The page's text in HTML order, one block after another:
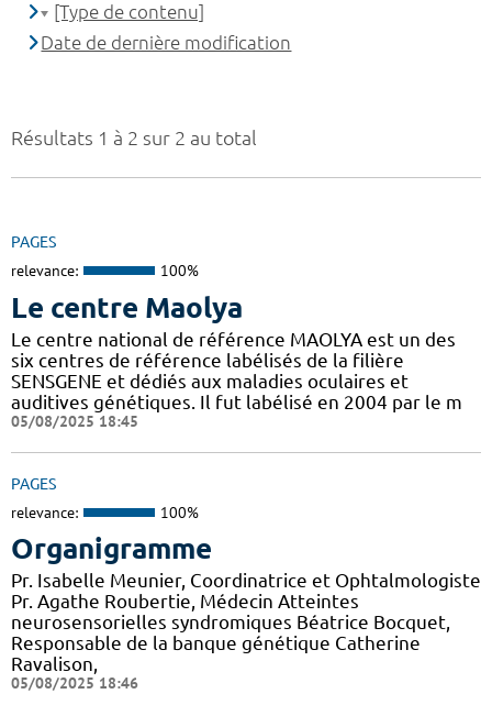
Résultats 1 à 2 sur 2 au total
PAGES
relevance: 100%
Le centre Maolya
Le centre national de référence MAOLYA est un des
six centres de référence labélisés de la filière
SENSGENE et dédiés aux maladies oculaires et
auditives génétiques. Il fut labélisé en 2004 par le m
05/08/2025 18:45
PAGES
relevance: 100%
Organigramme
Pr. Isabelle Meunier, Coordinatrice et Ophtalmologiste
Pr. Agathe Roubertie, Médecin Atteintes
neurosensorielles syndromiques Béatrice Bocquet,
Responsable de la banque génétique Catherine
Ravalison,
05/08/2025 18:46
[Type de contenu]
Date de dernière modification